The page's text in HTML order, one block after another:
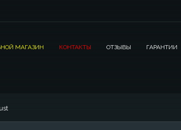
МАГАЗИН КОНТАКТЫ ОТЗЫВЫ ГАРАНТИИ